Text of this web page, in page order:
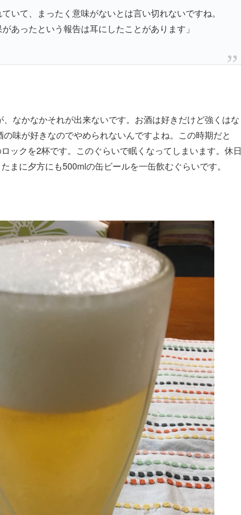
いて、まったく意味がないとは言い切れないですね。
あったという報告は耳にしたことがあります」
なかなかそれが出来ないです。お酒は好きだけど強くはな
味が好きなのでやめられないんですよね。この時期だと
ックを2杯です。このぐらいで眠くなってしまいます。休日
まに夕方にも500mlの缶ビールを一缶飲むぐらいです。